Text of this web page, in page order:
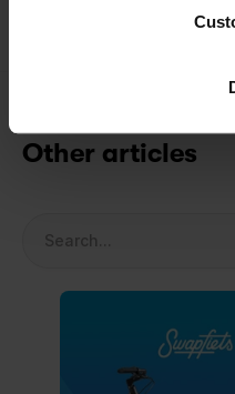
Search...
Other articles